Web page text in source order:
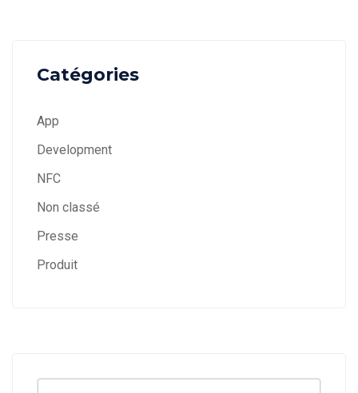
Catégories
App
Development
NFC
Non classé
Presse
Produit